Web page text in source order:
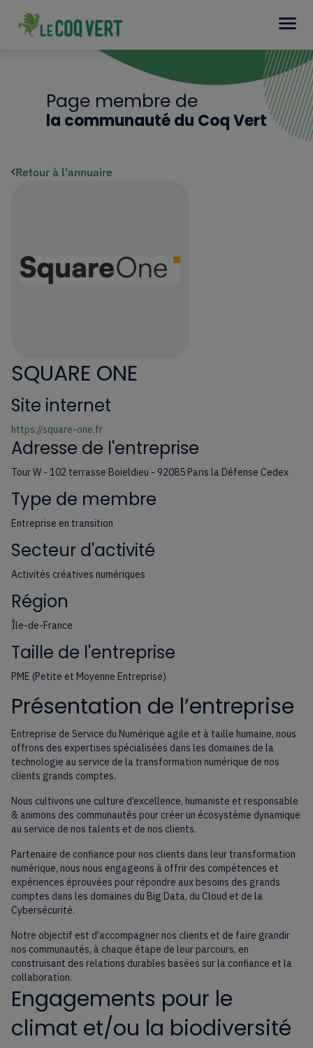
Page membre de
la communauté du Coq Vert
Retour à l'annuaire
SQUARE ONE
Site internet
https://square-one.fr
Adresse de l'entreprise
Tour W - 102 terrasse Boieldieu - 92085 Paris la Défense Cedex
Type de membre
Entreprise en transition
Secteur d'activité
Activités créatives numériques
Région
Île-de-France
Taille de l'entreprise
PME (Petite et Moyenne Entreprise)
Présentation de l’entreprise
Entreprise de Service du Numérique agile et à taille humaine, nous
offrons des expertises spécialisées dans les domaines de la
technologie au service de la transformation numérique de nos
clients grands comptes.
Nous cultivons une culture d’excellence, humaniste et responsable
& animons des communautés pour créer un écosystème dynamique
au service de nos talents et de nos clients.
Partenaire de confiance pour nos clients dans leur transformation
numérique, nous nous engageons à offrir des compétences et
expériences éprouvées pour répondre aux besoins des grands
comptes dans les domaines du Big Data, du Cloud et de la
Cybersécurité.
Notre objectif est d’accompagner nos clients et de faire grandir
nos communautés, à chaque étape de leur parcours, en
construisant des relations durables basées sur la confiance et la
collaboration.
Engagements pour le
climat et/ou la biodiversité